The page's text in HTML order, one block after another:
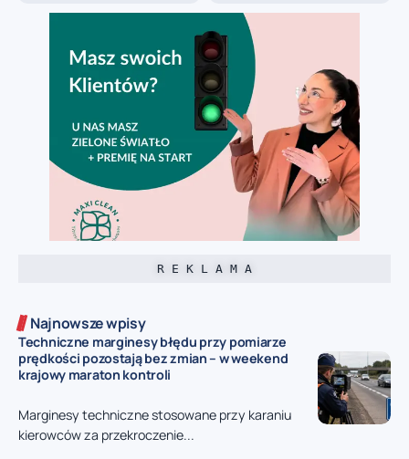
R E K L A M A
Najnowsze wpisy
Techniczne marginesy błędu przy pomiarze
prędkości pozostają bez zmian – w weekend
krajowy maraton kontroli
Marginesy techniczne stosowane przy karaniu
kierowców za przekroczenie...